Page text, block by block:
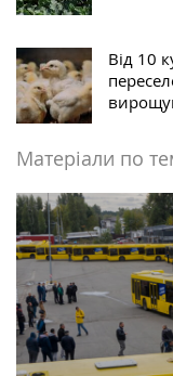
Від 10
Матеріали по